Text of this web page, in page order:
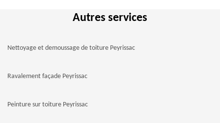
Autres services
Nettoyage et demoussage de toiture Peyrissac
Ravalement façade Peyrissac
Peinture sur toiture Peyrissac